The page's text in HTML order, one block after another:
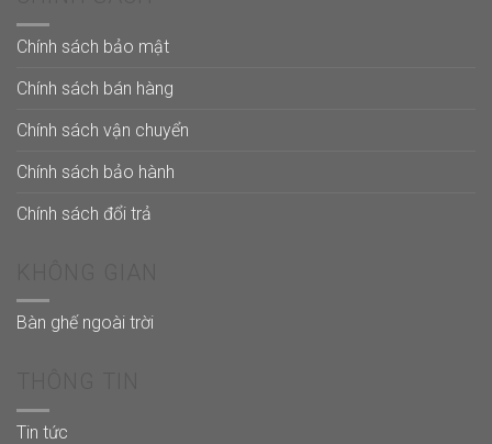
Chính sách bảo mật
Chính sách bán hàng
Chính sách vận chuyển
Chính sách bảo hành
Chính sách đổi trả
Bàn ghế ngoài trời
Tin tức